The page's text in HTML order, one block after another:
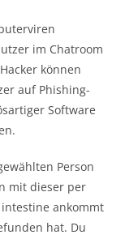
im Chatroom
können
auf Phishing-
Software
Person
mit dieser per
ankommt
hat. Du